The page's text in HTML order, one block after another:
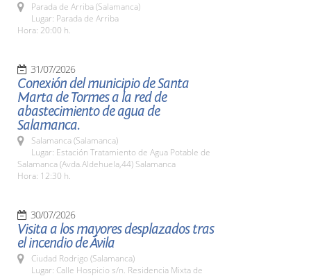
Parada de Arriba (Salamanca)
Lugar: Parada de Arriba
Hora: 20:00 h.
31/07/2026
Conexión del municipio de Santa
Marta de Tormes a la red de
abastecimiento de agua de
Salamanca.
Salamanca (Salamanca)
Lugar: Estación Tratamiento de Agua Potable de
Salamanca (Avda.Aldehuela,44) Salamanca
Hora: 12:30 h.
30/07/2026
Visita a los mayores desplazados tras
el incendio de Ávila
Ciudad Rodrigo (Salamanca)
Lugar: Calle Hospicio s/n. Residencia Mixta de